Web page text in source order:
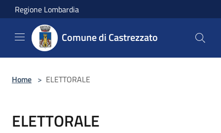
Salta al contenuto principale
Regione Lombardia
Comune di Castrezzato
Home > ELETTORALE
ELETTORALE